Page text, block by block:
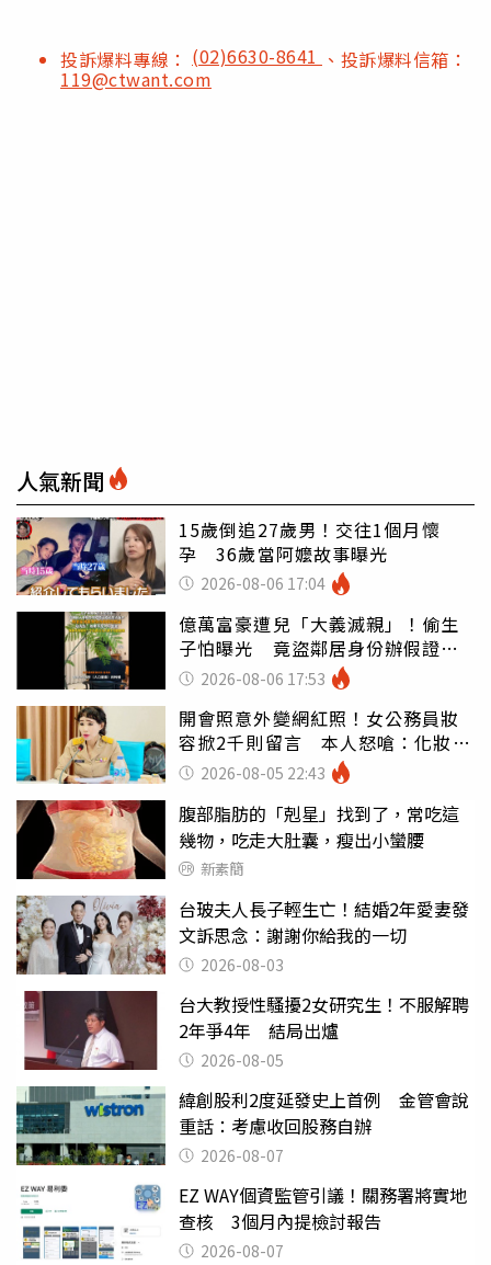
投訴爆料專線： (02)6630-8641 、投訴爆料信箱：
119@ctwant.com
人氣新聞
15歲倒追27歲男！交往1個月懷
孕 36歲當阿嬤故事曝光
2026-08-06 17:04
億萬富豪遭兒「大義滅親」！偷生
子怕曝光 竟盜鄰居身份辦假證落
戶 2026-08-06 17:53
開會照意外變網紅照！女公務員妝
容掀2千則留言 本人怒嗆：化妝有
錯嗎2026-08-05 22:43
腹部脂肪的「剋星」找到了，常吃這
幾物，吃走大肚囊，瘦出小蠻腰
新素簡
台玻夫人長子輕生亡！結婚2年愛妻發
文訴思念：謝謝你給我的一切
2026-08-03
台大教授性騷擾2女研究生！不服解聘
2年爭4年 結局出爐
2026-08-05
緯創股利2度延發史上首例 金管會說
重話：考慮收回股務自辦
2026-08-07
EZ WAY個資監管引議！關務署將實地
查核 3個月內提檢討報告
2026-08-07